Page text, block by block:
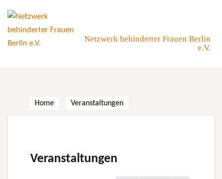
content
Netzwerk behinderter Frauen Berlin
e.V.
Home Veranstaltungen
Veranstaltungen